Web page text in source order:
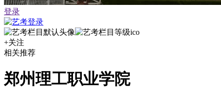
登录
+关注
相关推荐
郑州理工职业学院